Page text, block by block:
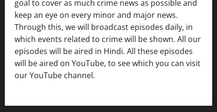
goal to cover as much crime news as possible and
keep an eye on every minor and major news.
Through this, we will broadcast episodes daily, in
which events related to crime will be shown. All our
episodes will be aired in Hindi. All these episodes
will be aired on YouTube, to see which you can visit
our YouTube channel.